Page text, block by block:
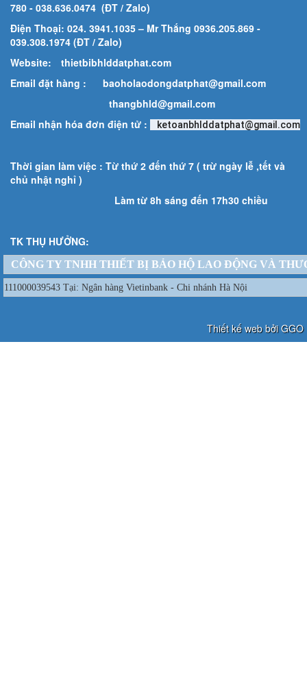
780 - 038.636.0474 (ĐT / Zalo)
Điện Thoại: 024. 3941.1035 – Mr Thắng 0936.205.869 -
039.308.1974 (ĐT / Zalo)
Website:
thietbibhlddatphat.com
Email đặt hàng : baoholaodongdatphat@gmail.com
thangbhld@gmail.com
Email nhận hóa đơn điện tử :
ketoanbhlddatphat@gmail.com
Thời gian làm việc : Từ thứ 2 đến thứ 7 ( trừ ngày lễ ,tết và
chủ nhật nghỉ )
Làm từ 8h sáng đến 17h30 chiều
TK THỤ HƯỞNG:
CÔNG TY TNHH THIẾT BỊ BẢO HỘ LAO ĐỘNG VÀ
111000039543 Tại: Ngân hàng Vietinbank - Chi nhánh Hà Nội
Thiết kế web bởi GGO